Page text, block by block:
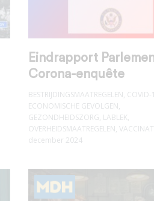
Eindrapport
Corona-enquête
BESTRIJDINGSMAATREGELEN, COVID-
ECONOMISCHE GEVOLGEN,
GEZONDHEIDSZORG, LABLEK,
OVERHEIDSMAATREGELEN,
december 2024